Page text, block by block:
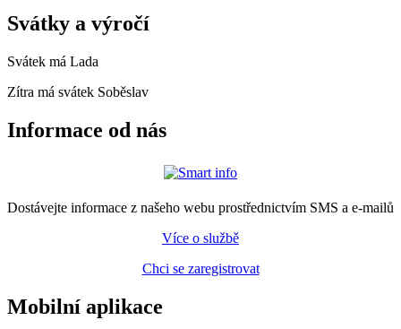
Svátky a výročí
Svátek má Lada
Zítra má svátek Soběslav
Informace od nás
Dostávejte informace z našeho webu prostřednictvím SMS a e-mailů
Více o službě
Chci se zaregistrovat
Mobilní aplikace